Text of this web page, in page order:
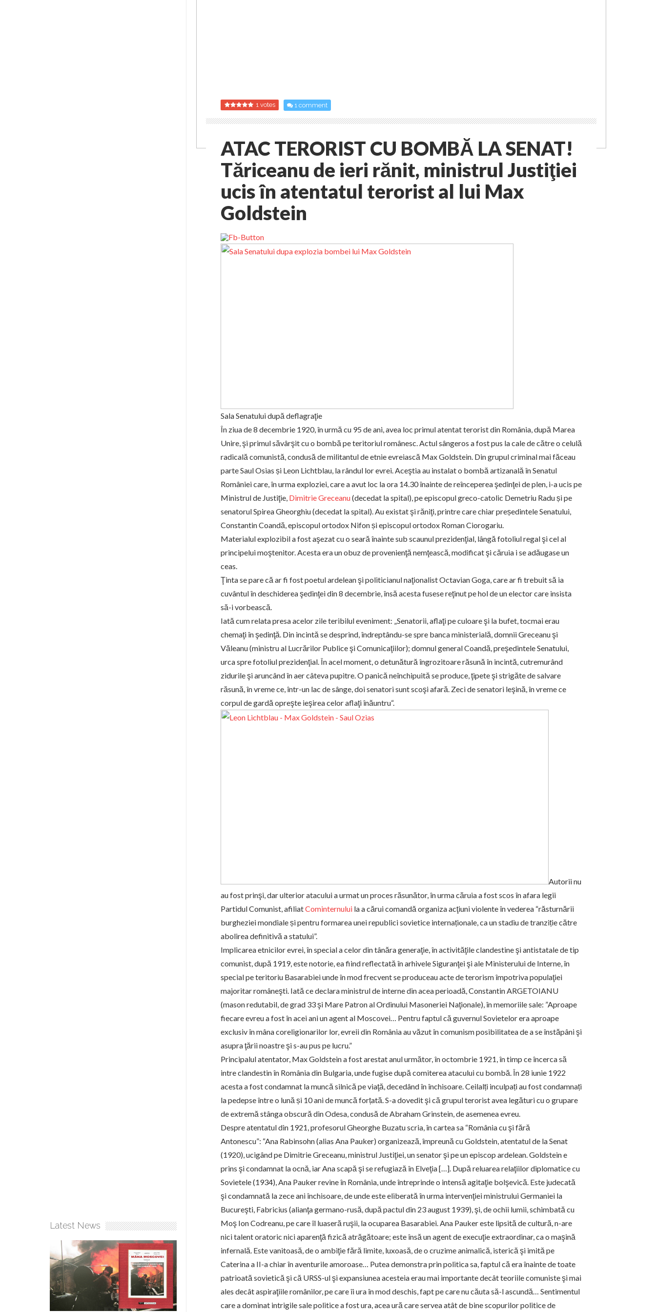
1 votes 1 comment
ATAC TERORIST CU BOMBĂ LA SENAT!
Tăriceanu de ieri rănit, ministrul Justiţiei
ucis în atentatul terorist al lui Max
Goldstein
Sala Senatului după deflagraţie
În ziua de 8 decembrie 1920, în urmă cu 95 de ani, avea loc primul atentat terorist din România, după Marea
Unire, şi primul săvârşit cu o bombă pe teritoriul românesc. Actul sângeros a fost pus la cale de către o celulă
radicală comunistă, condusă de militantul de etnie evreiască Max Goldstein. Din grupul criminal mai făceau
parte Saul Osias și Leon Lichtblau, la rândul lor evrei. Aceştia au instalat o bombă artizanală în Senatul
României care, în urma exploziei, care a avut loc la ora 14.30 înainte de reînceperea şedinţei de plen, i-a ucis pe
Ministrul de Justiţie, Dimitrie Greceanu(decedat la spital), pe episcopul greco-catolic Demetriu Radu și pe
senatorul Spirea Gheorghiu (decedat la spital). Au existat şi răniţi, printre care chiar președintele Senatului,
Constantin Coandă, episcopul ortodox Nifon și episcopul ortodox Roman Ciorogariu.
Materialul explozibil a fost aşezat cu o seară înainte sub scaunul prezidenţial, lângă fotoliul regal şi cel al
principelui moştenitor. Acesta era un obuz de provenienţă nemţească, modificat şi căruia i se adăugase un
ceas.
Ţinta se pare că ar fi fost poetul ardelean şi politicianul naţionalist Octavian Goga, care ar fi trebuit să ia
cuvântul în deschiderea şedinţei din 8 decembrie, însă acesta fusese reţinut pe hol de un elector care insista
să-i vorbească.
Iată cum relata presa acelor zile teribilul eveniment: „Senatorii, aflaţi pe culoare şi la bufet, tocmai erau
chemaţi în şedinţă. Din incintă se desprind, îndreptându-se spre banca ministerială, domnii Greceanu şi
Văleanu (ministru al Lucrărilor Publice şi Comunicaţiilor); domnul general Coandă, preşedintele Senatului,
urca spre fotoliul prezidenţial. În acel moment, o detunătură îngrozitoare răsună în incintă, cutremurând
zidurile şi aruncând în aer câteva pupitre. O panică neînchipuită se produce, ţipete şi strigăte de salvare
răsună, în vreme ce, într-un lac de sânge, doi senatori sunt scoşi afară. Zeci de senatori leşină, în vreme ce
corpul de gardă opreşte ieşirea celor aflaţi înăuntru“.
Autorii nu
au fost prinşi, dar ulterior atacului a urmat un proces răsunător, în urma căruia a fost scos în afara legii
Partidul Comunist, afiliatCominternului la a cărui comandă organiza acţiuni violente în vederea “răsturnării
burgheziei mondiale și pentru formarea unei republici sovietice internaționale, ca un stadiu de tranziție către
abolirea definitivă a statului”.
Implicarea etnicilor evrei, în special a celor din tânăra generaţie, în activităţile clandestine şi antistatale de tip
comunist, după 1919, este notorie, ea fiind reflectată în arhivele Siguranţei şi ale Ministerului de Interne, în
special pe teritoriu Basarabiei unde în mod frecvent se produceau acte de terorism împotriva populaţiei
majoritar româneşti. Iată ce declara ministrul de interne din acea perioadă, Constantin ARGETOIANU
(mason redutabil, de grad 33 şi Mare Patron al Ordinului Masoneriei Naţionale), în memoriile sale: ”Aproape
fiecare evreu a fost în acei ani un agent al Moscovei… Pentru faptul că guvernul Sovietelor era aproape
exclusiv în mâna coreligionarilor lor, evreii din România au văzut în comunism posibilitatea de a se înstăpâni şi
asupra ţării noastre şi s-au pus pe lucru.”
Principalul atentator, Max Goldstein a fost arestat anul următor, în octombrie 1921, în timp ce încerca să
intre clandestin în România din Bulgaria, unde fugise după comiterea atacului cu bombă. În 28 iunie 1922
acesta a fost condamnat la muncă silnică pe viaţă, decedând în închisoare. Ceilalți inculpați au fost condamnați
la pedepse între o lună și 10 ani de muncă forțată. S-a dovedit şi că grupul terorist avea legături cu o grupare
de extremă stânga obscură din Odesa, condusă de Abraham Grinstein, de asemenea evreu.
Despre atentatul din 1921, profesorul Gheorghe Buzatu scria, în cartea sa “România cu şi fără
Antonescu”: “Ana Rabinsohn(alias Ana Pauker) organizează, împreună cu Goldstein, atentatul de la Senat
(1920), ucigând pe Dimitrie Greceanu, ministrul Justiţiei, un senator şi pe un episcop ardelean. Goldstein e
prins şi condamnat la ocnă, iar Ana scapă şi se refugiază în Elveţia […]. După reluarea relaţiilor diplomatice cu
Sovietele (1934), Ana Pauker revine în România, unde întreprinde o intensă agitaţie bolşevică. Este judecată
şi condamnată la zece ani închisoare, de unde este eliberată în urma intervenţiei ministrului Germaniei la
Bucureşti, Fabricius (alianţa germano-rusă, după pactul din 23 august 1939), şi, de ochii lumii, schimbată cu
Moş Ion Codreanu, pe care îl luaseră ruşii, la ocuparea Basarabiei. Ana Pauker este lipsită de cultură, n-are
nici talent oratoric nici aparenţă fizică atrăgătoare; este însă un agent de execuţie extraordinar, ca o maşină
infernală. Este vanitoasă, de o ambiţie fără limite, luxoasă, de o cruzime animalică, isterică şi imită pe
Caterina a II-a chiar în aventurile amoroase… Putea demonstra prin politica sa, faptul că era înainte de toate
patrioată sovietică şi că URSS-ul şi expansiunea acesteia erau mai importante decât teoriile comuniste şi mai
ales decât aspiraţiile românilor, pe care îi ura în mod deschis, fapt pe care nu căuta să-l ascundă… Sentimentul
care a dominat intrigile sale politice a fost ura, acea ură care servea atât de bine scopurilor politice de
Latest News